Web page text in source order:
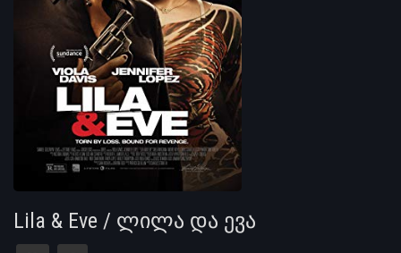
Lila & Eve / ლილა და ევა